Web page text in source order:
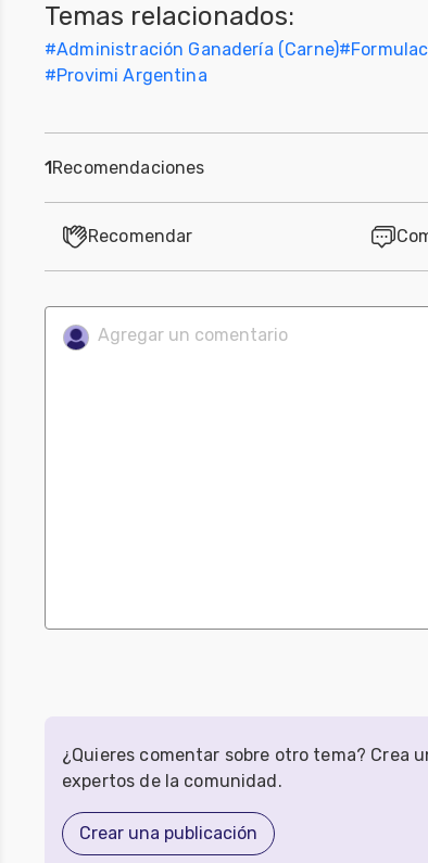
Temas relacionados:
#Administración Ganadería (Carne)#
#Provimi Argentina
1Recomendaciones
Recomendar
¿Quieres comentar sobre otro tema? Crea
expertos de la comunidad.
Crear una publicación